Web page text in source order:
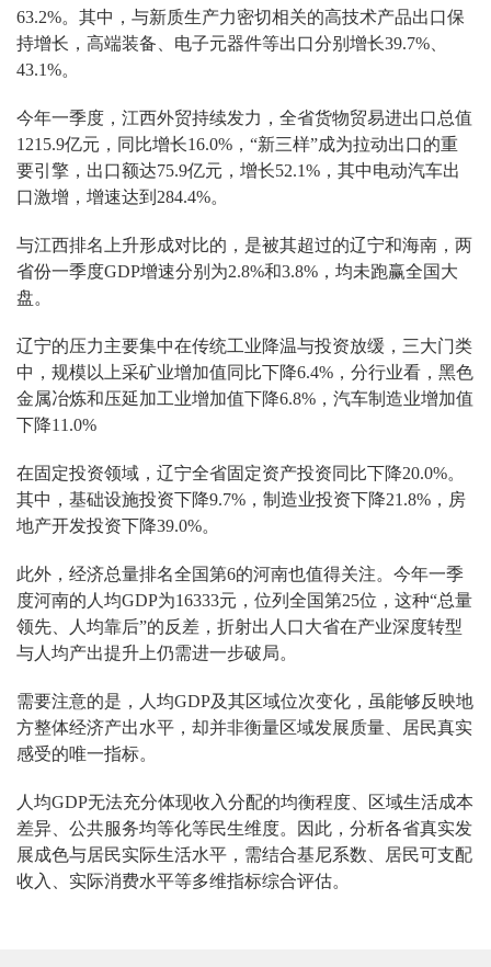
63.2%。其中，与新质生产力密切相关的高技术产品出口保
持增长，高端装备、电子元器件等出口分别增长39.7%、
43.1%。
今年一季度，江西外贸持续发力，全省货物贸易进出口总值
1215.9亿元，同比增长16.0%，“新三样”成为拉动出口的重
要引擎，出口额达75.9亿元，增长52.1%，其中电动汽车出
口激增，增速达到284.4%。
与江西排名上升形成对比的，是被其超过的辽宁和海南，两
省份一季度GDP增速分别为2.8%和3.8%，均未跑赢全国大
盘。
辽宁的压力主要集中在传统工业降温与投资放缓，三大门类
中，规模以上采矿业增加值同比下降6.4%，分行业看，黑色
金属冶炼和压延加工业增加值下降6.8%，汽车制造业增加值
下降11.0%
在固定投资领域，辽宁全省固定资产投资同比下降20.0%。
其中，基础设施投资下降9.7%，制造业投资下降21.8%，房
地产开发投资下降39.0%。
此外，经济总量排名全国第6的河南也值得关注。今年一季
度河南的人均GDP为16333元，位列全国第25位，这种“总量
领先、人均靠后”的反差，折射出人口大省在产业深度转型
与人均产出提升上仍需进一步破局。
需要注意的是，人均GDP及其区域位次变化，虽能够反映地
方整体经济产出水平，却并非衡量区域发展质量、居民真实
感受的唯一指标。
人均GDP无法充分体现收入分配的均衡程度、区域生活成本
差异、公共服务均等化等民生维度。因此，分析各省真实发
展成色与居民实际生活水平，需结合基尼系数、居民可支配
收入、实际消费水平等多维指标综合评估。